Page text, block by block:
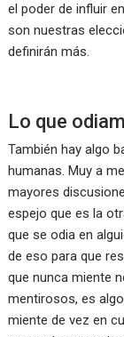
el poder de influir
son nuestras
definirán más.
Lo que
También hay algo
humanas. Muy a
mayores
espejo que es la
que se odia en
de eso para que
que nunca miente
mentirosos, es
miente de vez en